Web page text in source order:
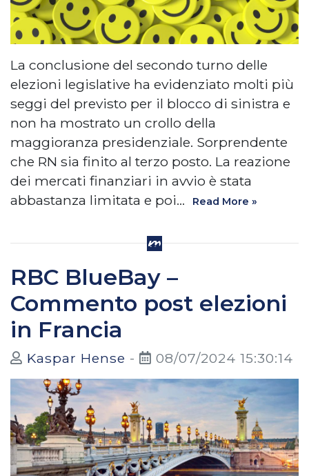
La conclusione del secondo turno delle
elezioni legislative ha evidenziato molti più
seggi del previsto per il blocco di sinistra e
non ha mostrato un crollo della
maggioranza presidenziale. Sorprendente
che RN sia finito al terzo posto. La reazione
dei mercati finanziari in avvio è stata
abbastanza limitata e poi…
Read More »
RBC BlueBay –
Commento post elezioni
in Francia
Kaspar Hense - 08/07/2024 15:30:14